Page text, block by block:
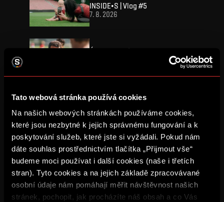
Tato webová stránka používá cookies
Na našich webových stránkách používáme cookies,
které jsou nezbytné k jejich správnému fungování a k
poskytování služeb, které jste si vyžádali. Pokud nám
dáte souhlas prostřednictvím tlačítka „Přijmout vše“
budeme moci používat i další cookies (naše i třetích
stran). Tyto cookies a na jejich základě zpracovávané
osobní údaje nám pomáhají měřit návštěvnost našich
stránek, pochopit, jak procházíte náš obsah a co Vás
INSIDE•S | Vlog #5
7. 8. 2026
Úkol je jasný
SESTŘIH: Sparta – Olympique
ZÁZNAM: Tiskovka po Lyonu
4. 8. 2026
Šlo to trefit i lépe
4. 8. 2026